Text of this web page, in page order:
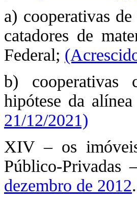
a) cooperativas
catadores de
Federal;
b) cooperativas
hipótese da
21/12/2021)
XIV – os
Público-
dezembro de 2012.